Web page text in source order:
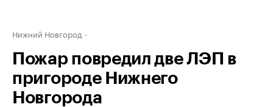
Нижний Новгород
Пожар повредил две ЛЭП в
пригороде Нижнего
Новгорода